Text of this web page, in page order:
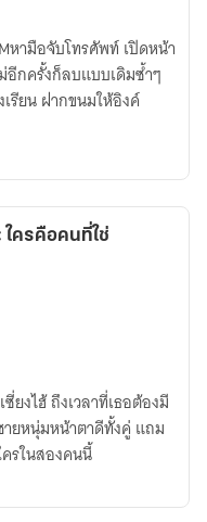
หามือจับโทรศัพท์ เปิดหน้า
กครั้งก็ลบแบบเดิมซ้ำๆ
รียน ฝากขนมให้อิงค์
ครคือคนที่ใช่
ยงไฮ้ ถึงเวลาที่เธอต้องมี
ยหนุ่มหน้าตาดีทั้งคู่ แถม
รในสองคนนี้